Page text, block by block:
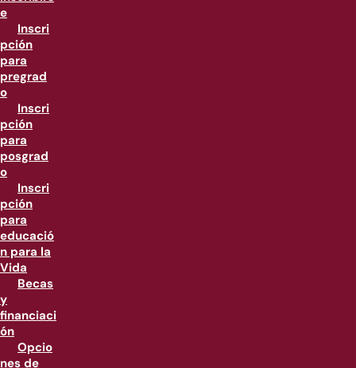
e
Inscri
pción
para
pregrad
o
Inscri
pción
para
posgrad
o
Inscri
pción
para
educació
n para la
Vida
Becas
y
financiaci
ón
Opcio
nes de